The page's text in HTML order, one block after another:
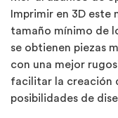
Imprimir en 3D este
tamaño mínimo de
se obtienen piezas
con una mejor
facilitar la creación
posibilidades de